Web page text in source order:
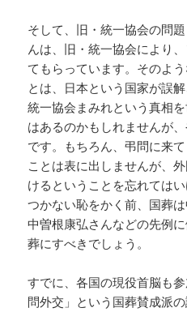
そして、旧・統一協会の問
んは、旧・統一協会により
てもらっています。そのよ
とは、日本という国家が誤
統一協会まみれという真相
はあるのかもしれませんが
です。もちろん、弔問に来
ことは表に出しませんが、
けるということを忘れては
つかない恥をかく前、国葬
中曽根康弘さんなどの先例
葬にすべきでしょう。
すでに、各国の現役首脳も
問外交」という国葬賛成派